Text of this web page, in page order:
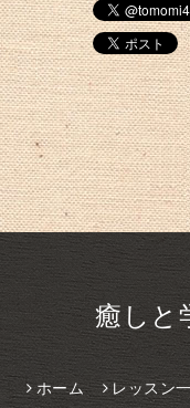
癒し
ホーム レッスン